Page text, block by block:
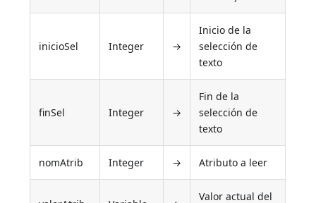
inicioSel Integer →
Inicio de la
selección de
texto
finSel Integer →
Fin de la
selección de
texto
nomAtrib Integer → Atributo a leer
Valor actual del